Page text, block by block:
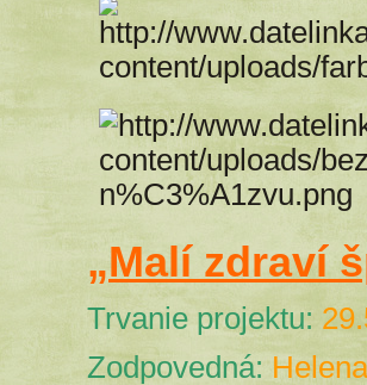
„Malí zdraví
Trvanie projektu:
Zodpovedná: